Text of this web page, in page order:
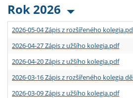
Rok 2026
2026-05-04 Zápis z rozšířeného
2026-04-27 Zápis z užšího kolegia.pdf
2026-04-20 Zápis z užšího kolegia.pdf
2026-03-16 Zápis z rozšířeného kolegia
2026-03-09 Zápis z užšího kolegia.pdf